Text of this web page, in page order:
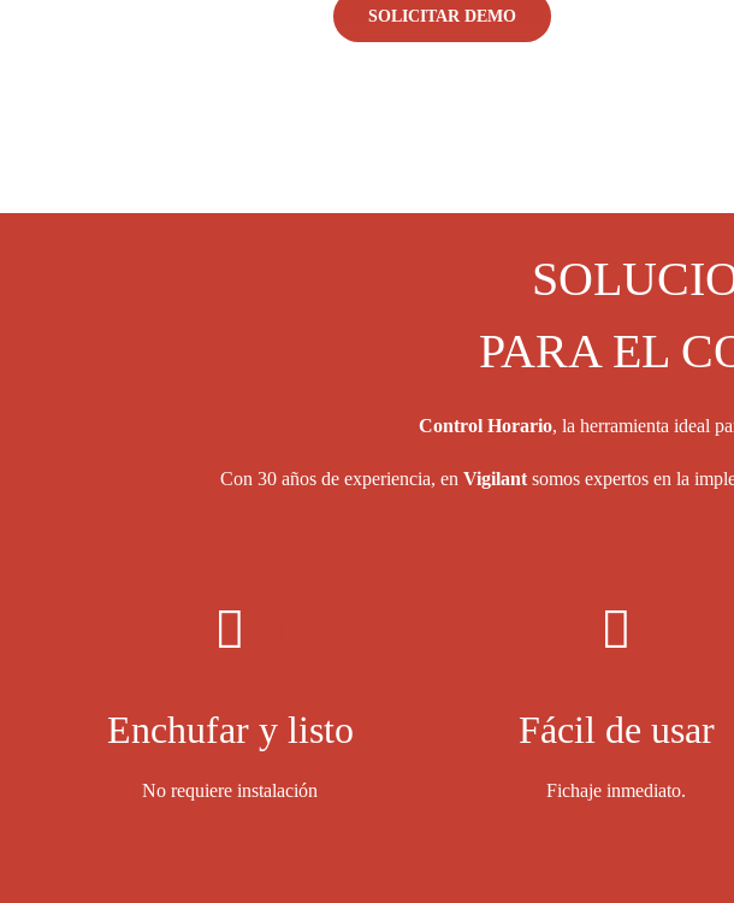
SOLICITAR DEMO
PARA EL
Control Horario, la herramienta ideal
Con 30 años de experiencia, en Vigilantsomos expertos en la
Enchufar y listo
No requiere instalación
Fácil de usar
Fichaje inmediato.